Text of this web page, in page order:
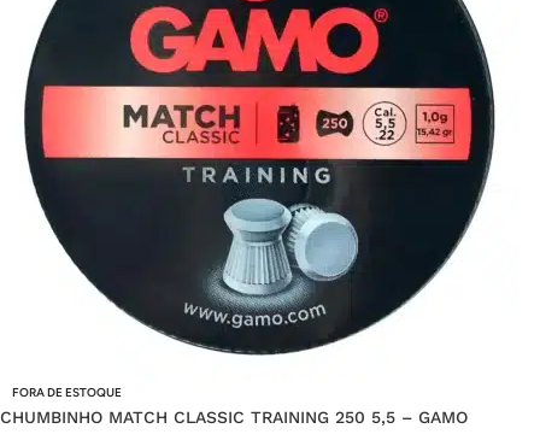
FORA DE ESTOQUE
CHUMBINHO MATCH CLASSIC TRAINING 250 5,5 – GAMO